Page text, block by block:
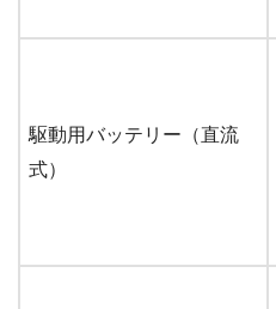
駆動用バッテリー（直流
式）